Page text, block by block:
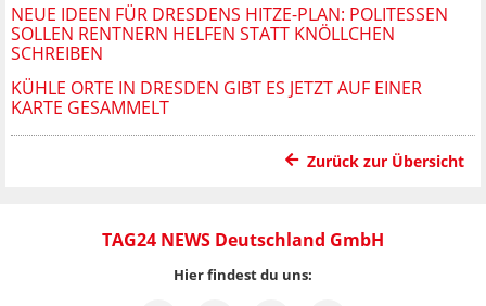
NEUE IDEEN FÜR DRESDENS HITZE-PLAN: POLITESSEN
SOLLEN RENTNERN HELFEN STATT KNÖLLCHEN
SCHREIBEN
KÜHLE ORTE IN DRESDEN GIBT ES JETZT AUF EINER
KARTE GESAMMELT
Zurück zur Übersicht
TAG24 NEWS Deutschland GmbH
Hier findest du uns: